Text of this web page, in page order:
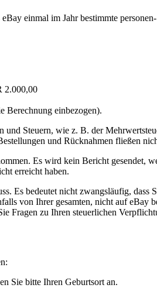
einmal im Jahr bestimmte
2.000,00
Berechnung einbezogen).
Steuern, wie z. B. der
und Rücknahmen fließen
Es wird kein Bericht gesendet,
erreicht haben.
Es bedeutet nicht zwangsläufig, dass
von Ihrer gesamten, nicht auf eBay
Fragen zu Ihren steuerlichen
Sie bitte Ihren Geburtsort an.